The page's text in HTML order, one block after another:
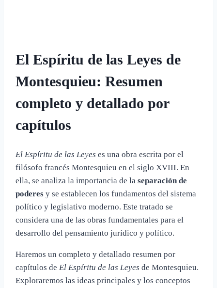
El Espíritu de las Leyes de
Montesquieu: Resumen
completo y detallado por
capítulos
El Espíritu de las Leyes es una obra escrita por el
filósofo francés Montesquieu en el siglo XVIII. En
ella, se analiza la importancia de la separación de
poderes y se establecen los fundamentos del sistema
político y legislativo moderno. Este tratado se
considera una de las obras fundamentales para el
desarrollo del pensamiento jurídico y político.
Haremos un completo y detallado resumen por
capítulos de El Espíritu de las Leyes de Montesquieu.
Exploraremos las ideas principales y los conceptos